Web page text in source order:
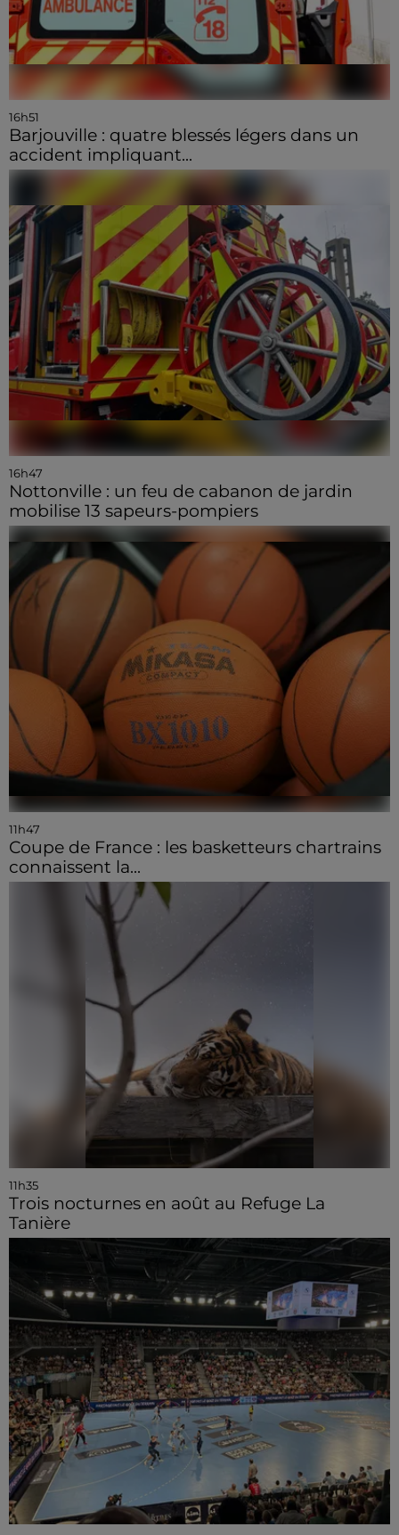
16h51
Barjouville : quatre blessés légers dans un
accident impliquant...
16h47
Nottonville : un feu de cabanon de jardin
mobilise 13 sapeurs-pompiers
11h47
Coupe de France : les basketteurs chartrains
connaissent la...
11h35
Trois nocturnes en août au Refuge La
Tanière